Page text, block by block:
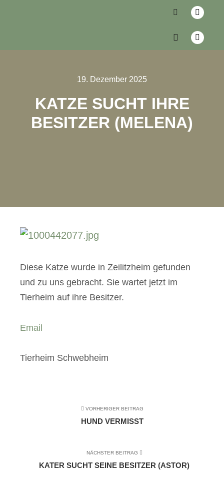
19. Dezember 2025
KATZE SUCHT IHRE
BESITZER (MELENA)
Diese Katze wurde in Zeilitzheim gefunden
und zu uns gebracht. Sie wartet jetzt im
Tierheim auf ihre Besitzer.
Email
Tierheim Schwebheim
VORHERIGER BEITRAG
HUND VERMISST
NÄCHSTER BEITRAG
KATER SUCHT SEINE BESITZER (ASTOR)